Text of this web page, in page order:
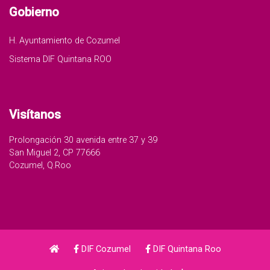
Gobierno
H. Ayuntamiento de Cozumel
Sistema DIF Quintana ROO
Visítanos
Prolongación 30 avenida entre 37 y 39
San Miguel 2, CP 77666
Cozumel, Q.Roo
DIF Cozumel DIF Quintana Roo